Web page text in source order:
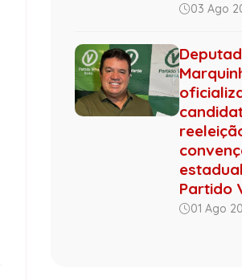
03 Ago
Partido
01 Ago